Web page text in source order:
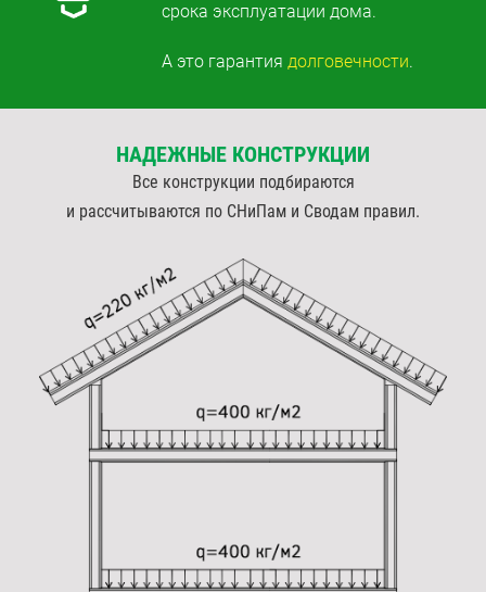
срока эксплуатации дома.
А это гарантия долговечности.
НАДЕЖНЫЕ КОНСТРУКЦИИ
Все конструкции подбираются
и рассчитываются по СНиПам и Сводам правил.